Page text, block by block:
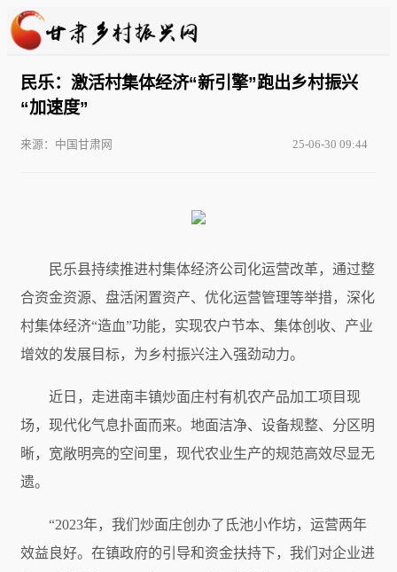
民乐：激活村集体经济“新引擎”跑出乡村振兴
“加速度”
25-06-30 09:44
来源：中国甘肃网
民乐县持续推进村集体经济公司化运营改革，通过整
合资金资源、盘活闲置资产、优化运营管理等举措，深化
村集体经济“造血”功能，实现农户节本、集体创收、产业
增效的发展目标，为乡村振兴注入强劲动力。
近日，走进南丰镇炒面庄村有机农产品加工项目现
场，现代化气息扑面而来。地面洁净、设备规整、分区明
晰，宽敞明亮的空间里，现代农业生产的规范高效尽显无
遗。
“2023年，我们炒面庄创办了氐池小作坊，运营两年
效益良好。在镇政府的引导和资金扶持下，我们对企业进